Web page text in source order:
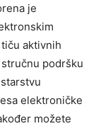
je
aktivnih
podršku
elektroničke
možete